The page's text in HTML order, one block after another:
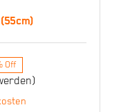
Limited
Off